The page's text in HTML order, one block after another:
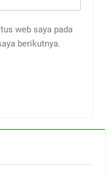
web saya pada
berikutnya.